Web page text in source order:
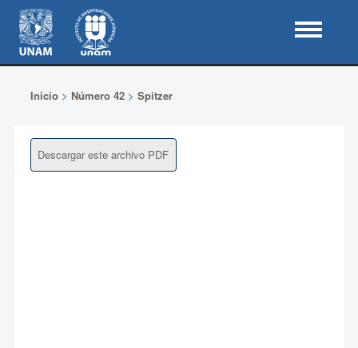
Inicio> Número 42> Spitzer
Descargar este archivo PDF